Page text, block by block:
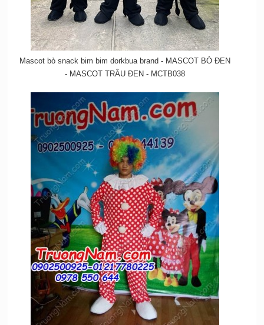
Mascot bò snack bim bim dorkbua brand - MASCOT BÒ ĐEN
- MASCOT TRÂU ĐEN - MCTB038